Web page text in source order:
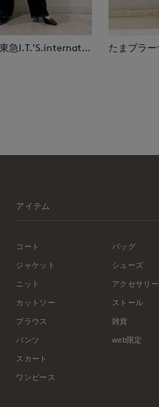
たまプラーザ東急I.T.'S.international
アイテム
コート
ジャケット
ニット
カットソー
ブラウス
パンツ
スカート
ワンピース
バッグ
シューズ
アクセサリー
ストール
雑貨
web限定